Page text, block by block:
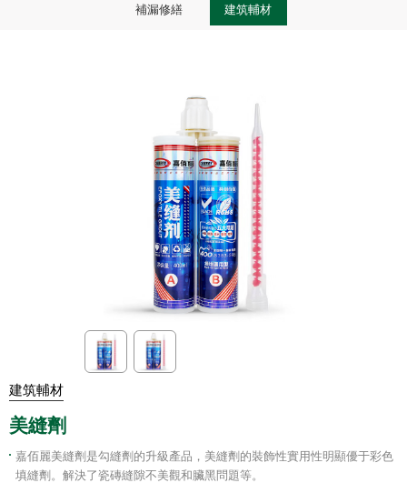
補漏修繕 建筑輔材
建筑輔材
美縫劑
嘉佰麗美縫劑是勾縫劑的升級產品，美縫劑的裝飾性實用性明顯優于彩色
填縫劑。解決了瓷磚縫隙不美觀和臟黑問題等。